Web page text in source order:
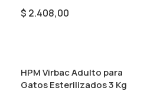
$ 2.408,00
HPM Virbac Adulto para
Gatos Esterilizados 3 Kg